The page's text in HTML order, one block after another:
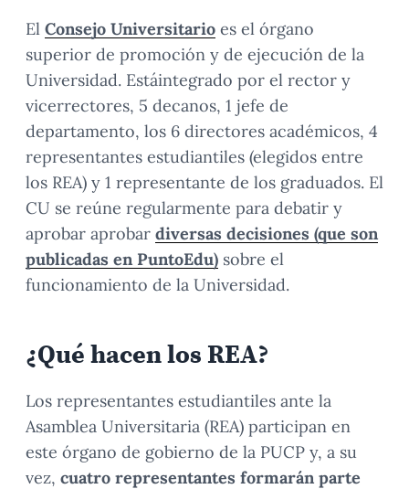
El Consejo Universitario es el órgano
superior de promoción y de ejecución de la
Universidad. Estáintegrado por el rector y
vicerrectores, 5 decanos, 1 jefe de
departamento, los 6 directores académicos, 4
representantes estudiantiles (elegidos entre
los REA) y 1 representante de los graduados. El
CU se reúne regularmente para debatir y
aprobar aprobar diversas decisiones (que son
publicadas en PuntoEdu) sobre el
funcionamiento de la Universidad.
¿Qué hacen los REA?
Los representantes estudiantiles ante la
Asamblea Universitaria (REA) participan en
este órgano de gobierno de la PUCP y, a su
vez, cuatro representantes formarán parte